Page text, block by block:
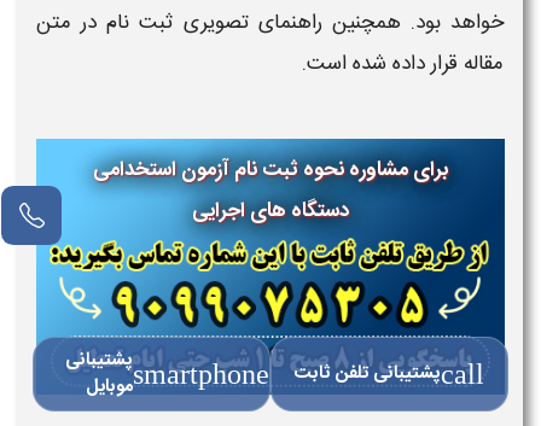
خواهد بود. همچنین راهنمای تصویری ثبت نام در متن
مقاله قرار داده شده است.
برای مشاوره نحوه ثبت نام آزمون استخدامی
دستگاه های اجرایی
callپشتیبانی تلفن ثابت smartphoneپشتیبانی
موبایل